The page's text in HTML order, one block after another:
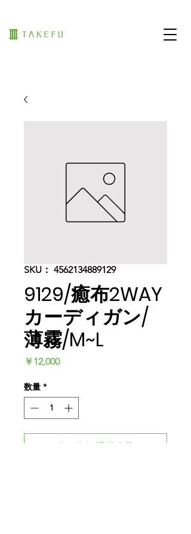
SKU： 4562134889129
9129/癒布2WAY
カーディガン/
薄霧/M~L
￥12,000価
数量 *
カートに追加する